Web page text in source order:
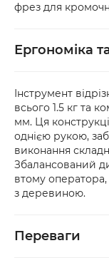
фрез для
Ергономіка
Інструмент
всього 1.5 кг та
мм. Ця
однією рукою,
виконання
Збалансований
втому
з деревиною.
Переваги